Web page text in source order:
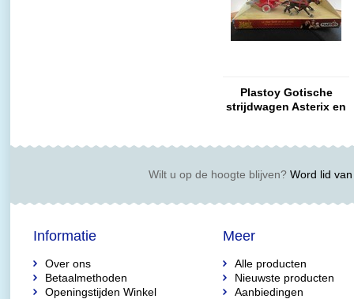
Plastoy Gotische
strijdwagen Asterix en
Wilt u op de hoogte blijven?Word lid van
Informatie
Over ons
Betaalmethoden
Openingstijden Winkel
Meer
Alle producten
Nieuwste producten
Aanbiedingen